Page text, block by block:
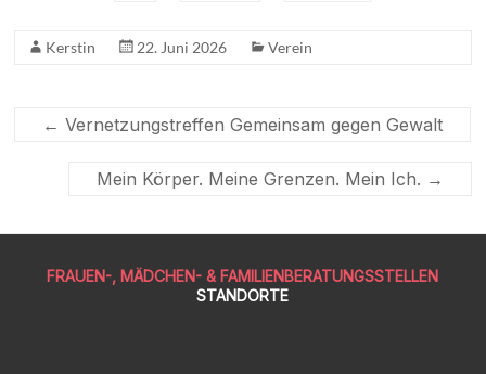
Kerstin 22. Juni 2026 Verein
← Vernetzungstreffen Gemeinsam gegen Gewalt
Mein Körper. Meine Grenzen. Mein Ich. →
FRAUEN-, MÄDCHEN- & FAMILIENBERATUNGSSTELLEN
STANDORTE